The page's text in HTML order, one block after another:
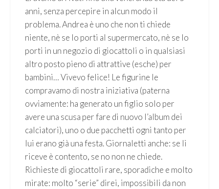
anni, senza percepire in alcun modo il
problema. Andrea è uno che non ti chiede
niente, nè se lo porti al supermercato, nè se lo
porti in un negozio di giocattoli o in qualsiasi
altro posto pieno di attrattive (esche) per
bambini… Vivevo felice! Le figurine le
compravamo di nostra iniziativa (paterna
ovviamente: ha generato un figlio solo per
avere una scusa per fare di nuovo l’album dei
calciatori), uno o due pacchetti ogni tanto per
lui erano già una festa. Giornaletti anche: se li
riceve è contento, se no non ne chiede.
Richieste di giocattoli rare, sporadiche e molto
mirate: molto “serie” direi, impossibili da non